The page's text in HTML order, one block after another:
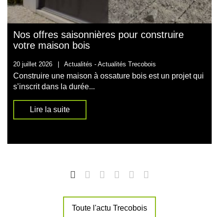
Nos offres saisonnières pour construire
votre maison bois
20 juillet 2026 Actualités - Actualités Trecobois
Construire une maison à ossature bois est un projet qui
s’inscrit dans la durée...
Lire la suite
Toute l'actu Trecobois